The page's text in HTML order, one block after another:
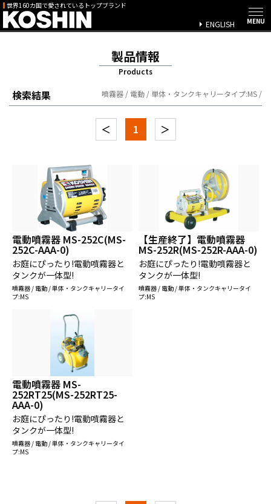
世界160カ国で愛されているトップブランド
ENGLISH
製品情報
Products
噴霧器 / 電動 / 単体・タンクキャリータイプ:MS /
検索結果
＜ 1 ＞
電動噴霧器 MS-252C(MS-
252C-AAA-0)
お庭にぴったり!電動噴霧器と
タンクが一体型!
噴霧器 / 電動 / 単体・タンクキャリータイ
プ:MS
【生産終了】電動噴霧器
MS-252R(MS-252R-AAA-0)
お庭にぴったり!電動噴霧器と
タンクが一体型!
噴霧器 / 電動 / 単体・タンクキャリータイ
プ:MS
電動噴霧器 MS-
252RT25(MS-252RT25-
AAA-0)
お庭にぴったり!電動噴霧器と
タンクが一体型!
噴霧器 / 電動 / 単体・タンクキャリータイ
プ:MS